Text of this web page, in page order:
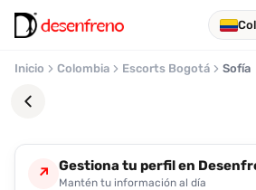
Inicio Colombia Escorts Bogotá Sofía
↗ Gestiona tu perfil en
Mantén tu información al día